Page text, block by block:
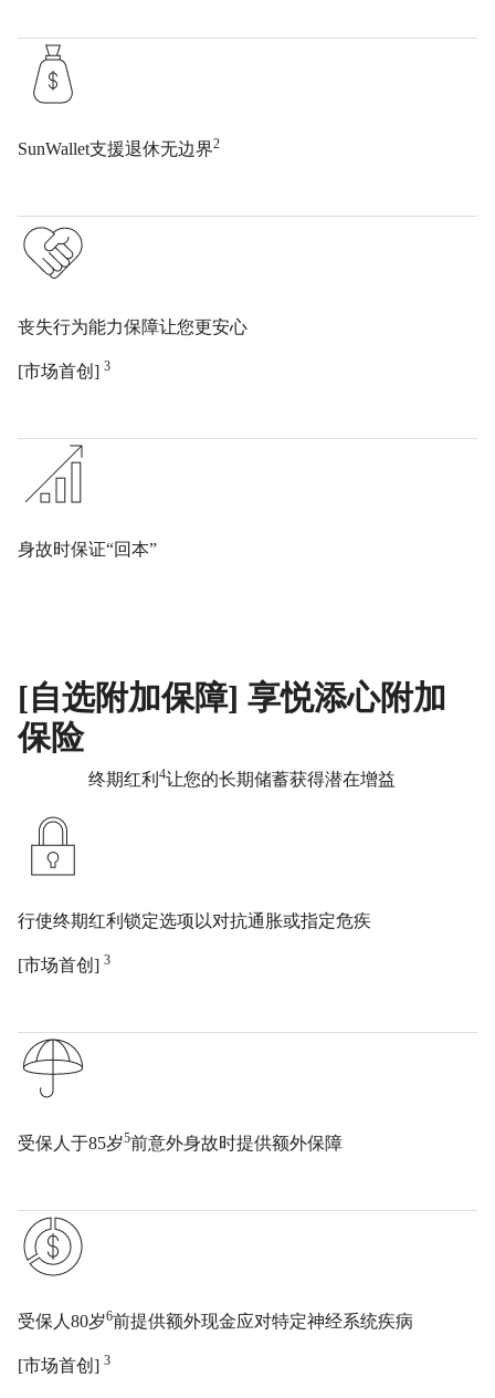
SunWallet支援退休无边界2
丧失行为能力保障让您更安心
[市场首创] 3
身故时保证“回本”
[自选附加保障] 享悦添心附加
保险​
终期红利 4让您的长期储蓄获得潜在增益​
行使终期红利锁定选项以对抗通胀或指定危疾
[市场首创] 3
受保人于85岁5前意外身故时提供额外保障
受保人80岁6前提供额外现金应对特定神经系统疾病
[市场首创] 3